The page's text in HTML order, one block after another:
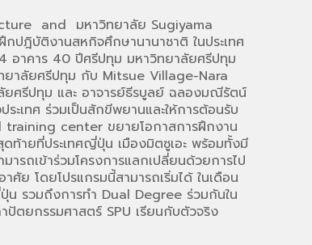
and มหาวิทยาลัย Sugiyama
ปฎิบัติงานสหกิจศึกษานานาชาติ ในประเทศ
อาคาร 40 ปีศรีปทุม มหาวิทยาลัยศรีปทุม
ยาลัยศรีปทุม กับ Mitsue Village-Nara
ศรีปทุม และ อาจารย์ธีรบูลย์ ฉลองมณีรัตน์
เทศ ร่วมเป็นสักขีพยานและให้การต้อนรับ
training center ขยายโอกาสการฝึกงาน
ท้ายที่ประเทศญี่ปุ่น เมืองมิตซูเอะ พร้อมทั้งมี
ถเข้าร่วมโครงการแลกเปลี่ยนด้วยการไป
ย โดยโปรแกรมนี้สามารถเริ่มได้ ในเดือน
รวมถึงการทำ Dual Degree ร่วมกันใน
ตยกรรมศาสตร์ SPU เรียนกับตัวจริง